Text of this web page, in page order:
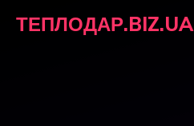
ТЕПЛОДАР.BIZ.UA